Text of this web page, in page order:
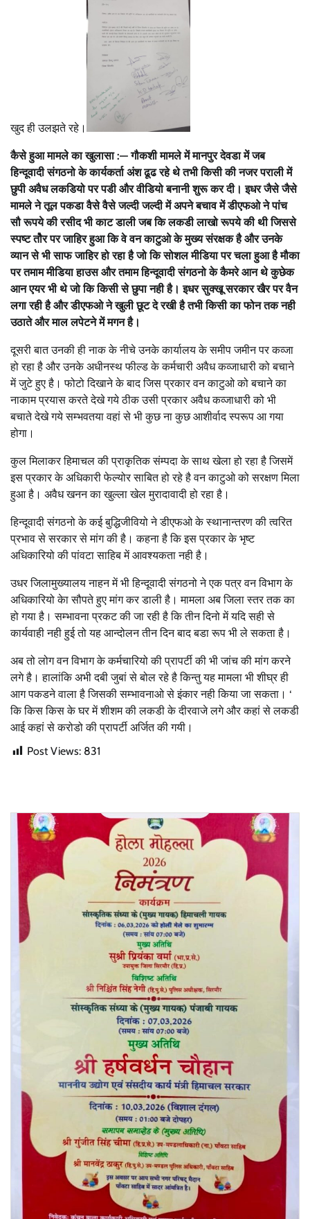
खुद ही उलझते रहे।
कैसे हुआ मामले का खुलासा :— गौकशी मामले में मानपुर देवडा में जब
हिन्दूवादी संगठनो के कार्यकर्ता अंश ढूढ रहे थे तभी किसी की नजर पराली में
छुपी अवैध लकडियो पर पडी और वीडियो बनानी शुरू कर दी। इधर जैसे जैसे
मामले ने तूल पकडा वैसे वैसे जल्दी जल्दी में अपने बचाव में डीएफओ ने पांच
सौ रूपये की रसीद भी काट डाली जब कि लकडी लाखो रूपये की थी जिससे
स्पष्ट तोैर पर जाहिर हुआ कि वे वन काटुओ के मुख्य संरक्षक है और उनके
व्यान से भी साफ जाहिर हो रहा है जो कि सोशल मीडिया पर चला हुआ है मौका
पर तमाम मीडिया हाउस और तमाम हिन्दूवादी संगठनो के कैमरे आन थे कुछेक
आन एयर भी थे जो कि किसी से छुपा नही है। इधर सुक्खू सरकार खैर पर वैन
लगा रही है और डीएफओ ने खुली छूट दे रखी है तभी किसी का फोन तक नही
उठाते और माल लपेटने में मगन है।
दूसरी बात उनकी ही नाक के नीचे उनके कार्यालय के समीप जमीन पर कव्जा
हो रहा है और उनके अधीनस्थ फील्ड के कर्मचारी अवैध कव्जाधारी को बचाने
में जुटे हुए है। फोटो दिखाने के बाद जिस प्रकार वन काटुओ को बचाने का
नाकाम प्रयास करते देखे गये ठीक उसी प्रकार अवैध कव्जाधारी को भी
बचाते देखे गये सम्भवतया वहां से भी कुछ ना कुछ आशीर्वाद स्परूप आ गया
होगा।
कुल मिलाकर हिमाचल की प्राकृतिक संम्पदा के साथ खेला हो रहा है जिसमें
इस प्रकार के अधिकारी फेल्योर साबित हो रहे है वन काटुओ को सरक्षण​ मिला
हुआ है। अवैध खनन का खुल्ला खेल मुरादावादी हो रहा है।
हिन्दूवादी संगठनो के कई बुद्धिजीवियो ने डीएफओ के स्थानान्तरण की त्वरित
प्रभाव से सरकार से मांग की है। कहना है कि इस प्रकार के भृष्ट
अधिकारियो की पांवटा साहिब में आवश्यकता नही है।
उधर जिलामुख्यालय नाहन में भी हिन्दूवादी संगठनो ने एक पत्र वन विभाग के
अधिकारियो केा सौपते हुए मांग कर डाली है। मामला अब जिला स्तर तक का
हो गया है। सम्भावना प्रकट की जा रही है कि तीन दिनो में यदि सही से
कार्यवाही नही हुई तो यह आन्दोलन तीन दिन बाद बडा रूप भी ले सकता है।
अब तो लोग वन विभाग के कर्मचारियो की प्रापर्टी की भी जांच की मांग करने
लगे है। हालांकि अभी दबी जुबां से बोल रहे है किन्तु यह मामला भी शीघ्र ही
आग पकडने वाला है जिसकी सम्भावनाओ से इंकार नही किया जा सकता। ‘
कि किस किस के घर में शीशम की लकडी के दीरवाजे लगे और कहां से लकडी
आई कहां से करोडो की प्रापर्टी अर्जित की गयी।
Post Views: 831